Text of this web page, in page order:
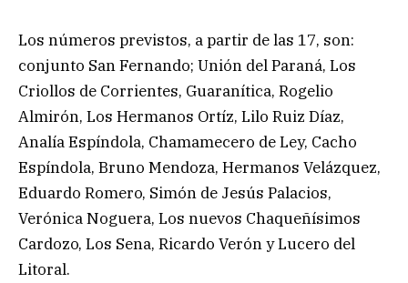
Los números previstos, a partir de las 17, son:
conjunto San Fernando; Unión del Paraná, Los
Criollos de Corrientes, Guaranítica, Rogelio
Almirón, Los Hermanos Ortíz, Lilo Ruiz Díaz,
Analía Espíndola, Chamamecero de Ley, Cacho
Espíndola, Bruno Mendoza, Hermanos Velázquez,
Eduardo Romero, Simón de Jesús Palacios,
Verónica Noguera, Los nuevos Chaqueñísimos
Cardozo, Los Sena, Ricardo Verón y Lucero del
Litoral.